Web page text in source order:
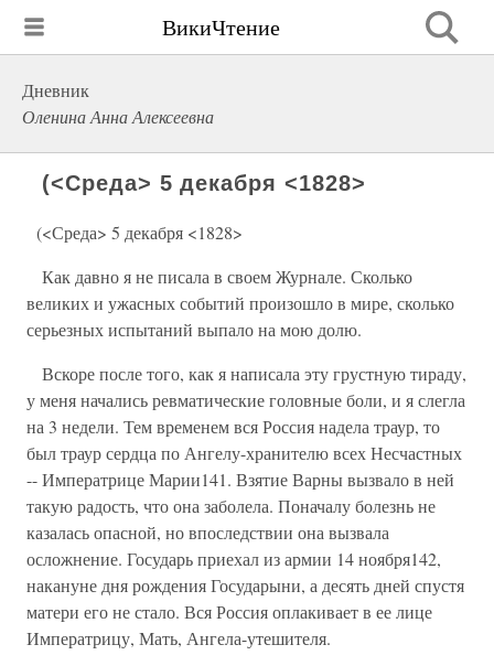
ВикиЧтение
Дневник
Оленина Анна Алексеевна
(<Среда> 5 декабря <1828>
(<Среда> 5 декабря <1828>
Как давно я не писала в своем Журнале. Сколько
великих и ужасных событий произошло в мире, сколько
серьезных испытаний выпало на мою долю.
Вскоре после того, как я написала эту грустную тираду,
у меня начались ревматические головные боли, и я слегла
на 3 недели. Тем временем вся Россия надела траур, то
был траур сердца по Ангелу-хранителю всех Несчастных
-- Императрице Марии141. Взятие Варны вызвало в ней
такую радость, что она заболела. Поначалу болезнь не
казалась опасной, но впоследствии она вызвала
осложнение. Государь приехал из армии 14 ноября142,
накануне дня рождения Государыни, а десять дней спустя
матери его не стало. Вся Россия оплакивает в ее лице
Императрицу, Мать, Ангела-утешителя.